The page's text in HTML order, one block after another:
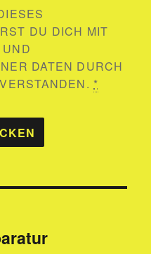
DU DICH MIT
DATEN DURCH
*